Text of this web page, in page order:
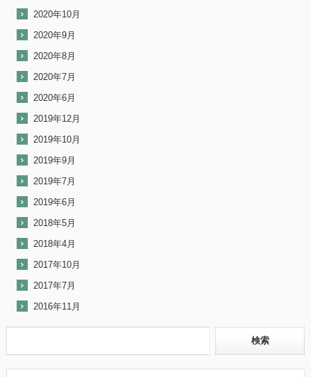
2020年10月
2020年9月
2020年8月
2020年7月
2020年6月
2019年12月
2019年10月
2019年9月
2019年7月
2019年6月
2018年5月
2018年4月
2017年10月
2017年7月
2016年11月